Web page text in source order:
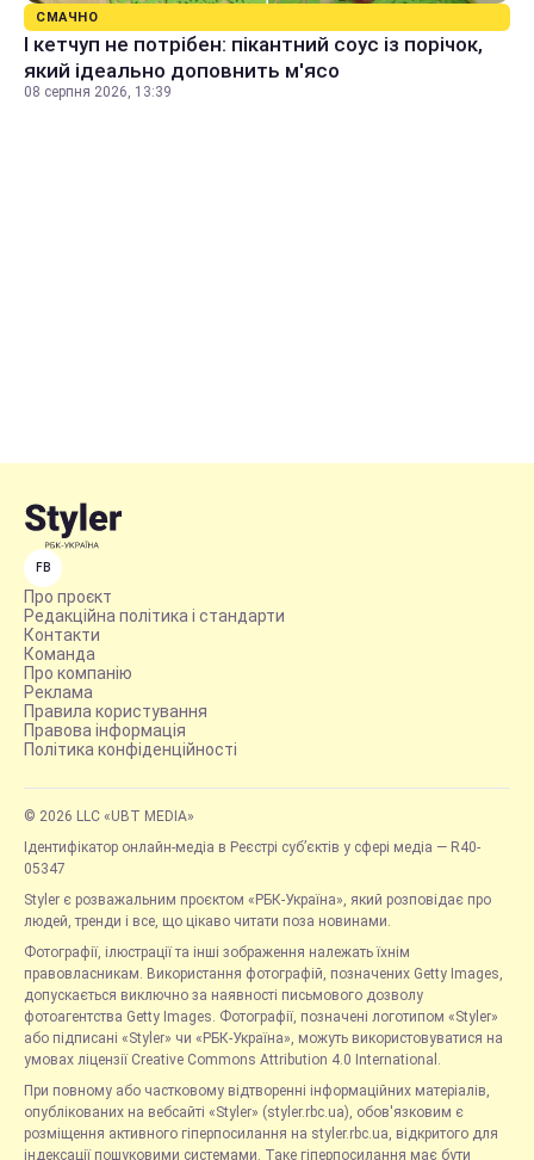
СМАЧНО
І кетчуп не потрібен: пікантний соус із порічок,
який ідеально доповнить м'ясо
08 серпня 2026, 13:39
FB
Про проєкт
Редакційна політика і стандарти
Контакти
Команда
Про компанію
Реклама
Правила користування
Правова інформація
Політика конфіденційності
© 2026 LLC «UBT MEDIA»
Ідентифікатор онлайн-медіа в Реєстрі суб’єктів у сфері медіа — R40-
05347
Styler є розважальним проєктом «РБК-Україна», який розповідає про
людей, тренди і все, що цікаво читати поза новинами.
Фотографії, ілюстрації та інші зображення належать їхнім
правовласникам. Використання фотографій, позначених Getty Images,
допускається виключно за наявності письмового дозволу
фотоагентства Getty Images. Фотографії, позначені логотипом «Styler»
або підписані «Styler» чи «РБК-Україна», можуть використовуватися на
умовах ліцензії Creative Commons Attribution 4.0 International.
При повному або частковому відтворенні інформаційних матеріалів,
опублікованих на вебсайті «Styler» (styler.rbc.ua), обов'язковим є
розміщення активного гіперпосилання на styler.rbc.ua, відкритого для
індексації пошуковими системами. Таке гіперпосилання має бути